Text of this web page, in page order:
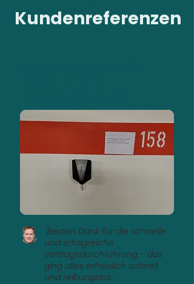
Kundenreferenzen
"Besten Dank für die schnelle
und erfolgreiche
Vertragsdurchführung - das
ging alles erfreulich schnell
und reibungslos."